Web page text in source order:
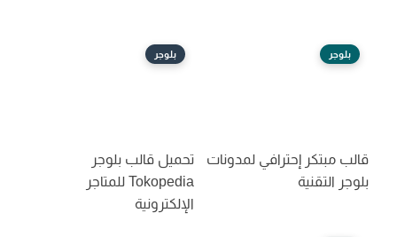
بلوجر
قالب مبتكر إحترافي لمدونات
بلوجر التقنية
بلوجر
تحميل قالب بلوجر
Tokopedia للمتاجر
الإلكترونية